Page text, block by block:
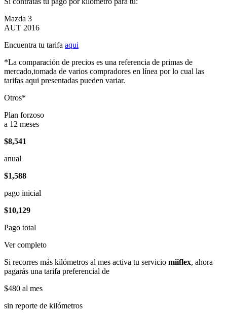
Mazda 3
AUT 2016
Encuentra tu tarifa aqui
*La comparación de precios es una referencia de primas de
mercado,tomada de varios compradores en línea por lo cual las
tarifas aqui presentadas pueden variar.
Otros*
Plan forzoso
a 12 meses
$8,541
anual
$1,588
pago inicial
$10,129
Pago total
Ver completo
Si recorres más kilómetros al mes activa tu servicio miiflex, ahora
pagarás una tarifa preferencial de
$480 al mes
sin reporte de kilómetros